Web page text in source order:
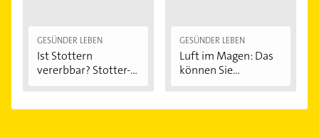
GESÜNDER LEBEN
Ist Stottern
vererbbar? Stotter-
GESÜNDER LEBEN
Luft im Magen: Das
können Sie...